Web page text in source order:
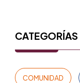
CATEGORÍAS
COMUNIDAD